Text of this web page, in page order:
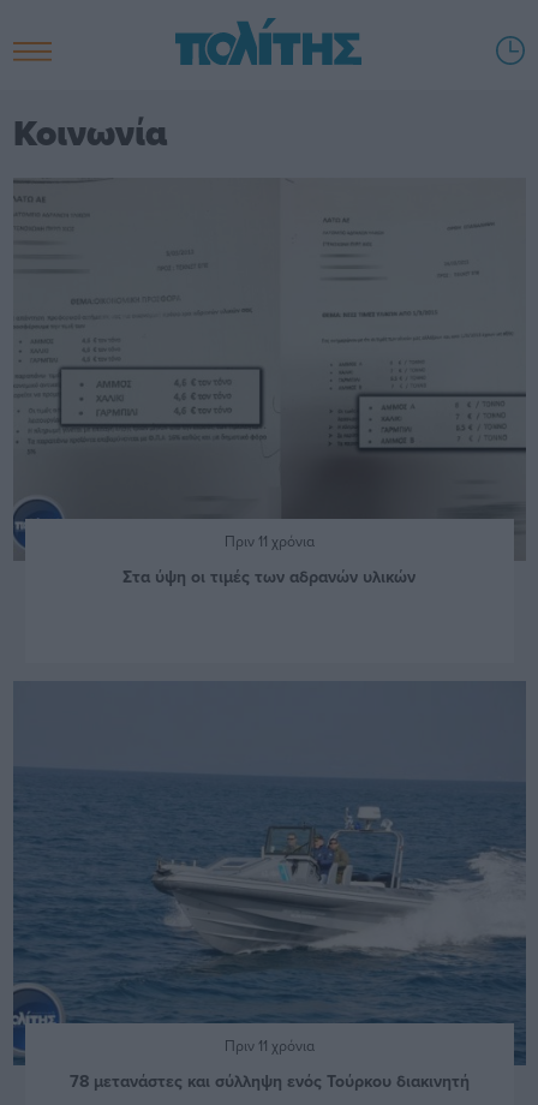
Κοινωνία
Πριν 11 χρόνια
Στα ύψη οι τιμές των αδρανών υλικών
Πριν 11 χρόνια
78 μετανάστες και σύλληψη ενός Τούρκου διακινητή